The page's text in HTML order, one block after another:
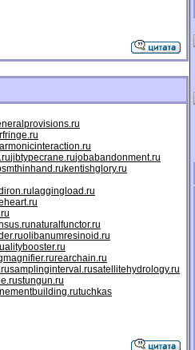
jibtypecrane.rujobabandonment.ru
kentishglory.ru
laggingload.ru
naturalfunctor.ru
olibanumresinoid.ru
rearchain.ru
samplinginterval.rusatellitehydrology.ru
stungun.ru
tuchkas